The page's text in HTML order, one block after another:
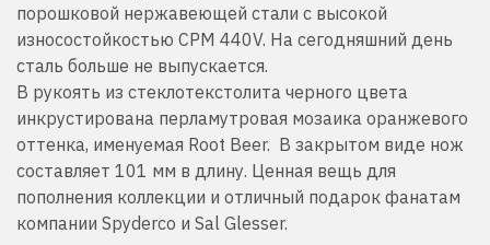
порошковой нержавеющей стали с высокой
износостойкостью CPM 440V. На сегодняшний день
сталь больше не выпускается.
В рукоять из стеклотекстолита черного цвета
инкрустирована перламутровая мозаика оранжевого
оттенка, именуемая Root Beer. В закрытом виде нож
составляет 101 мм в длину. Ценная вещь для
пополнения коллекции и отличный подарок фанатам
компании Spyderco и Sal Glesser.